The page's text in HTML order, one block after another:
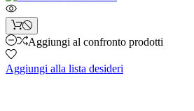
Aggiungi al confronto prodotti
Aggiungi alla lista desideri